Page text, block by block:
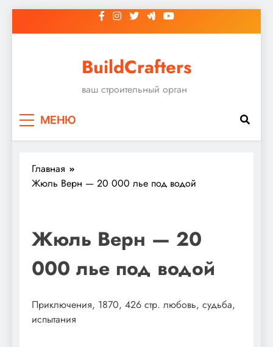
к
BuildCrafters
ваш строительный орган
МЕНЮ
Главная
Жюль Верн — 20 000 лье под водой
Жюль Верн — 20
000 лье под водой
Приключения, 1870, 426 стр. любовь, судьба,
испытания